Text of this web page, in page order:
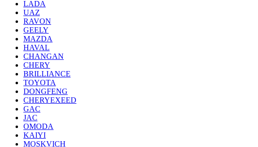
LADA
UAZ
RAVON
GEELY
MAZDA
HAVAL
CHANGAN
CHERY
BRILLIANCE
TOYOTA
DONGFENG
CHERYEXEED
GAC
JAC
OMODA
KAIYI
MOSKVICH